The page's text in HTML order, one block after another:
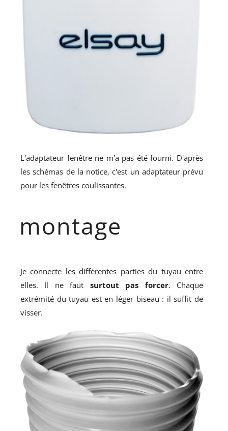
L'adaptateur fenêtre ne m'a pas été fourni. D'après
les schémas de la notice, c'est un adaptateur prévu
pour les fenêtres coulissantes.
montage
Je connecte les différentes parties du tuyau entre
elles. Il ne faut surtout pas forcer. Chaque
extrémité du tuyau est en léger biseau : il suffit de
visser.